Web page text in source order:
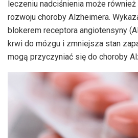
leczeniu nadciśnienia może
rozwoju choroby Alzheimera.
blokerem receptora angiotensyny
krwi do mózgu i zmniejsza stan
mogą przyczyniać się do choroby